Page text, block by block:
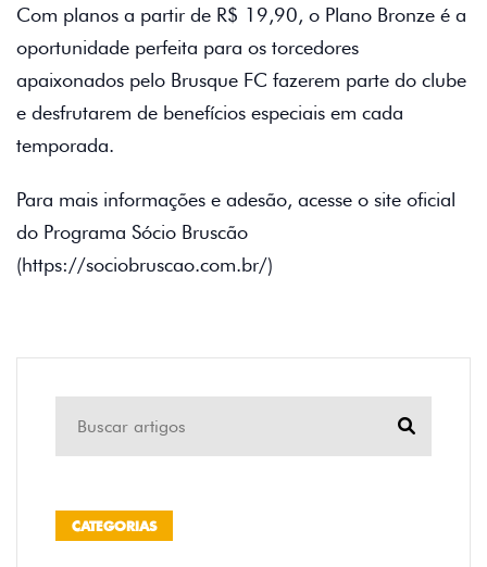
Com planos a partir de R$ 19,90, o Plano Bronze é a
oportunidade perfeita para os torcedores
apaixonados pelo Brusque FC fazerem parte do clube
e desfrutarem de benefícios especiais em cada
temporada.
Para mais informações e adesão, acesse o site oficial
do Programa Sócio Bruscão
(https://sociobruscao.com.br/)
CATEGORIAS